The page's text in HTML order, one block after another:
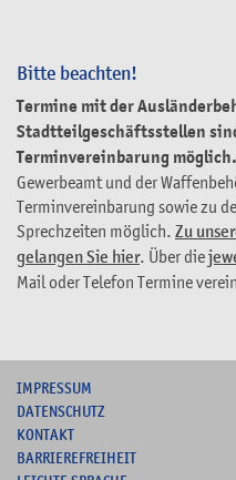
Bitte beachten!
Termine mit der
Stadtteilgeschäftsstellen
Terminvereinbarung möglich.
Gewerbeamt und der
Terminvereinbarung sowie zu
Sprechzeiten möglich. Zu
gelangen Sie hier. Über die
Mail oder Telefon Termine
IMPRESSUM
DATENSCHUTZ
KONTAKT
BARRIEREFREIHEIT